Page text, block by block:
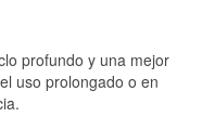
profundo y una mejor
uso prolongado o en